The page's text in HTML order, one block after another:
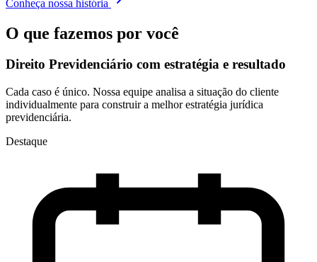
Conheça nossa história
O que fazemos por você
Direito Previdenciário com estratégia e resultado
Cada caso é único. Nossa equipe analisa a situação do cliente
individualmente para construir a melhor estratégia jurídica
previdenciária.
Destaque